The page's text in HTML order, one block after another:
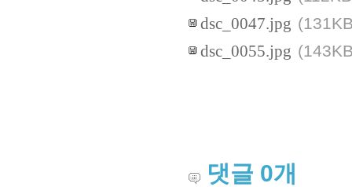
dsc_0047.jpg
dsc_0055.jpg
댓글 0개